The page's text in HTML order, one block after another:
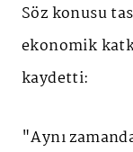
Söz konusu
ekonomik
kaydetti:
"Aynı